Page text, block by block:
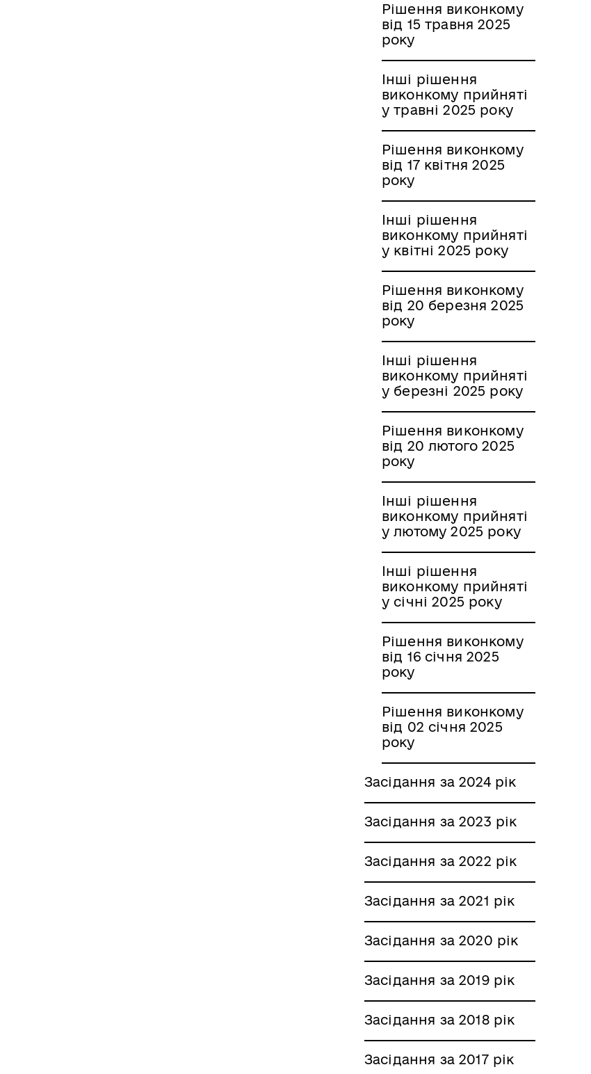
Рішення виконкому
від 15 травня 2025
року
Інші рішення
виконкому прийняті
у травні 2025 року
Рішення виконкому
від 17 квітня 2025
року
Інші рішення
виконкому прийняті
у квітні 2025 року
Рішення виконкому
від 20 березня 2025
року
Інші рішення
виконкому прийняті
у березні 2025 року
Рішення виконкому
від 20 лютого 2025
року
Інші рішення
виконкому прийняті
у лютому 2025 року
Інші рішення
виконкому прийняті
у січні 2025 року
Рішення виконкому
від 16 січня 2025
року
Рішення виконкому
від 02 січня 2025
року
Засідання за 2024 рік
Засідання за 2023 рік
Засідання за 2022 рік
Засідання за 2021 рік
Засідання за 2020 рік
Засідання за 2019 рік
Засідання за 2018 рік
Засідання за 2017 рік